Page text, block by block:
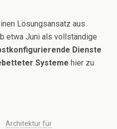
Lösungsansatz aus
etwa Juni als vollständige
Dienste
Systeme hier zu
Architektur für